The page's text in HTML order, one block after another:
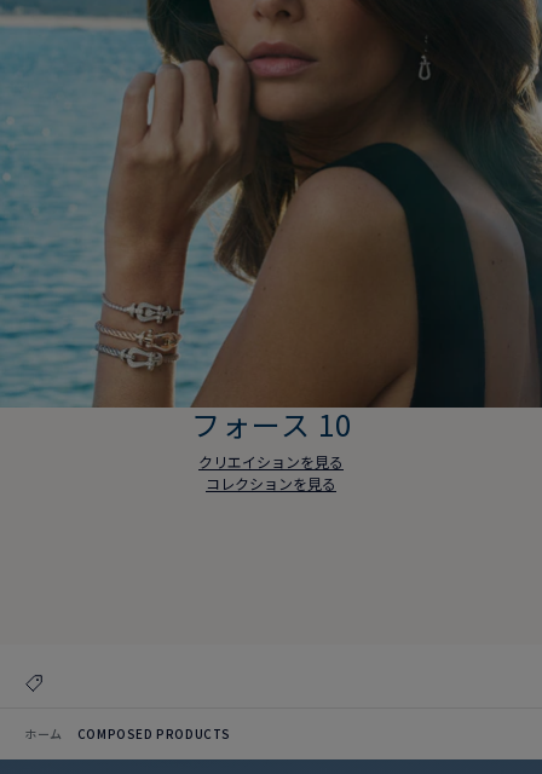
フォース 10
クリエイションを見る
コレクションを見る
ホーム COMPOSED PRODUCTS